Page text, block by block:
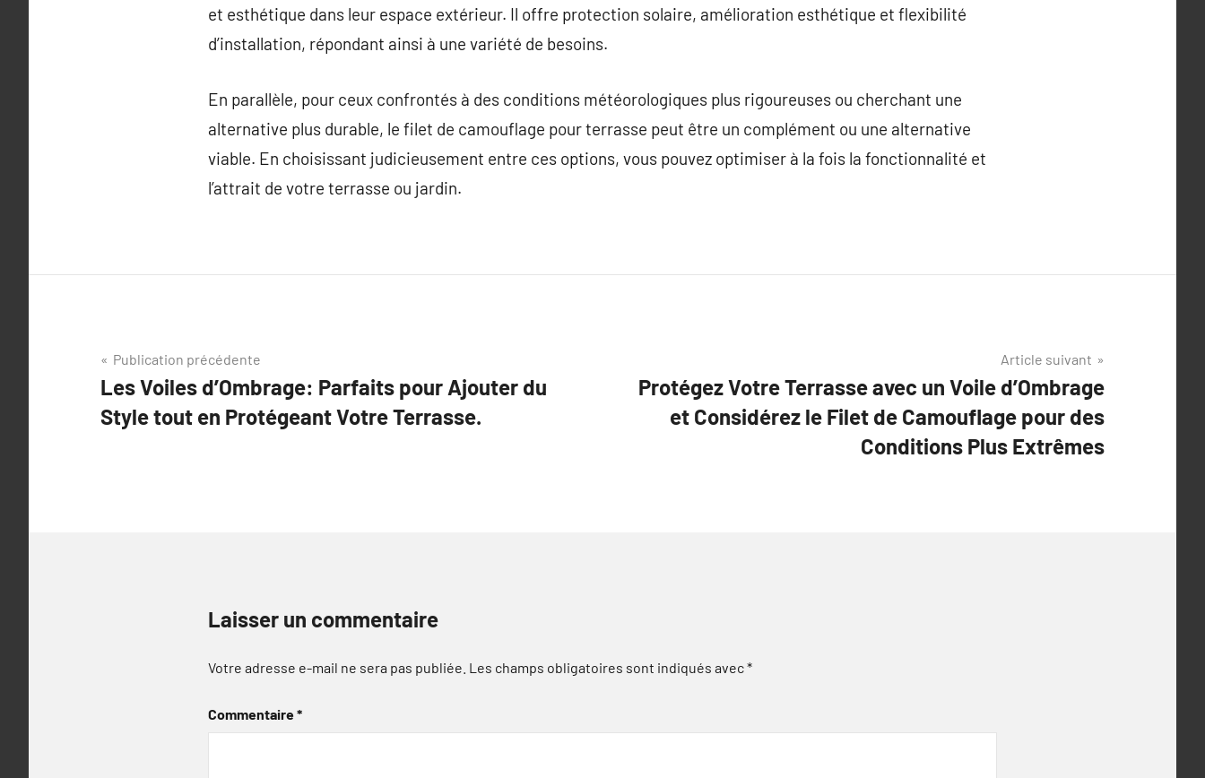
et esthétique dans leur espace extérieur. Il offre protection solaire, amélioration esthétique et flexibilité
d’installation, répondant ainsi à une variété de besoins.
En parallèle, pour ceux confrontés à des conditions météorologiques plus rigoureuses ou cherchant une
alternative plus durable, le filet de camouflage pour terrasse peut être un complément ou une alternative
viable. En choisissant judicieusement entre ces options, vous pouvez optimiser à la fois la fonctionnalité et
l’attrait de votre terrasse ou jardin.
Navigation
de
l’article
Publication précédente
Les Voiles d’Ombrage: Parfaits pour Ajouter du
Style tout en Protégeant Votre Terrasse.
Article suivant
Protégez Votre Terrasse avec un Voile d’Ombrage
et Considérez le Filet de Camouflage pour des
Conditions Plus Extrêmes
Laisser un commentaire
Votre adresse e-mail ne sera pas publiée. Les champs obligatoires sont indiqués avec*
Commentaire*